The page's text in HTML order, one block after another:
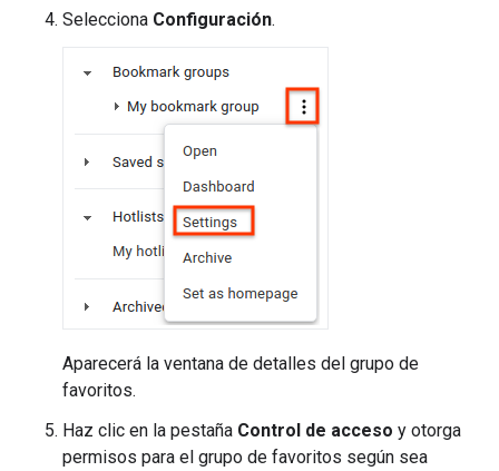
Selecciona Configuración.
Aparecerá la ventana de detalles del grupo de
favoritos.
Haz clic en la pestaña Control de acceso y otorga
permisos para el grupo de favoritos según sea